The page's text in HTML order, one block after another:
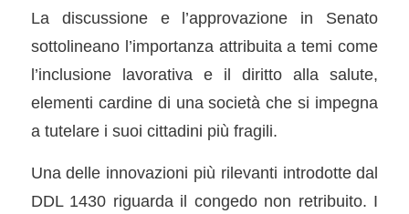
La discussione e l’approvazione in Senato
sottolineano l’importanza attribuita a temi come
l’inclusione lavorativa e il diritto alla salute,
elementi cardine di una società che si impegna
a tutelare i suoi cittadini più fragili.
Una delle innovazioni più rilevanti introdotte dal
DDL 1430 riguarda il congedo non retribuito. I